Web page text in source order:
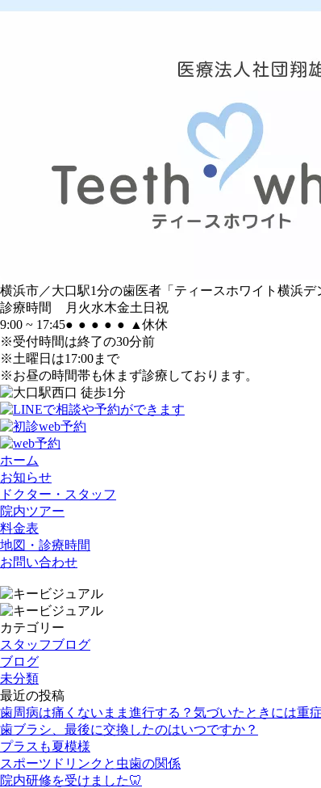
横浜市／大口駅1分の歯医者「ティースホワイト横浜
診療時間
月 火水木金土 日 祝
9:00 ~ 17:45● ● ● ● ● ▲休休
※受付時間は終了の30分前
※土曜日は17:00まで
※お昼の時間帯も休まず診療しております。
ホーム
お知らせ
ドクター・スタッフ
院内ツアー
料金表
地図・診療時間
お問い合わせ
カテゴリー
スタッフブログ
ブログ
未分類
最近の投稿
歯周病は痛くないまま進行する？気づいたときには重
歯ブラシ、最後に交換したのはいつですか？
プラスも夏模様
スポーツドリンクと虫歯の関係
院内研修を受けました🦷